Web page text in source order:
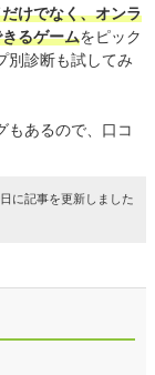
けでなく、オンラ
るゲームをピック
別診断も試してみ
もあるので、口コ
に記事を更新しました